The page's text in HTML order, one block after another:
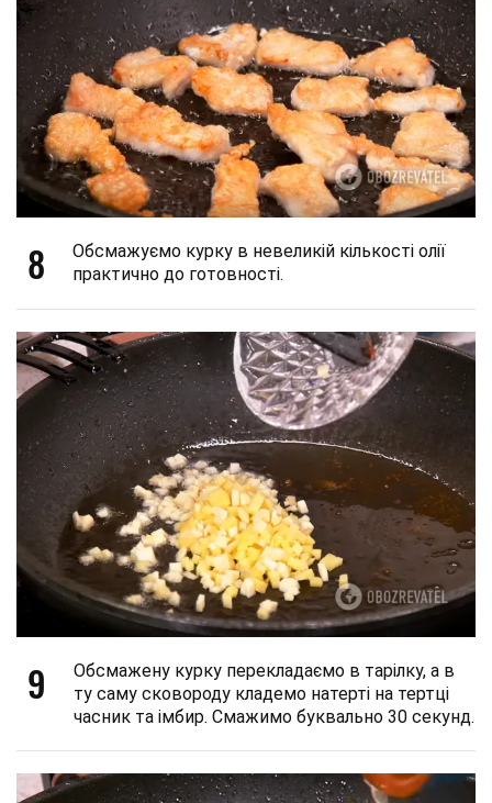
8
Обсмажуємо курку в невеликій кількості олії
практично до готовності.
9
Обсмажену курку перекладаємо в тарілку, а в
ту саму сковороду кладемо натерті на тертці
часник та імбир. Смажимо буквально 30 секунд.